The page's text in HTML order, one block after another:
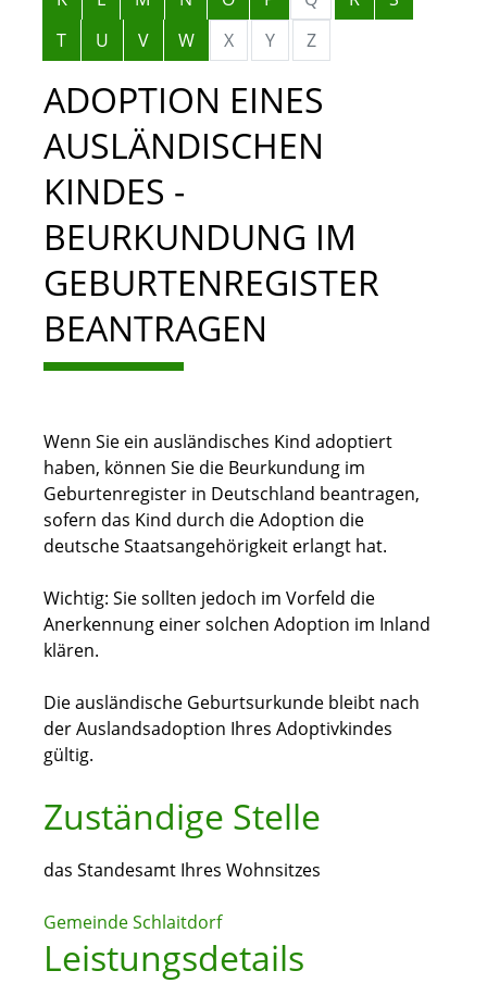
T
U V W X Y Z
ADOPTION EINES
AUSLÄNDISCHEN
KINDES -
BEURKUNDUNG IM
GEBURTENREGISTER
BEANTRAGEN
Wenn Sie ein ausländisches Kind adoptiert
haben, können Sie die Beurkundung im
Geburtenregister in Deutschland beantragen,
sofern das Kind durch die Adoption die
deutsche Staatsangehörigkeit erlangt hat.
Wichtig: Sie sollten jedoch im Vorfeld die
Anerkennung einer solchen Adoption im Inland
klären.
Die ausländische Geburtsurkunde bleibt nach
der Auslandsadoption Ihres Adoptivkindes
gültig.
Zuständige Stelle
das Standesamt Ihres Wohnsitzes
Gemeinde Schlaitdorf
Leistungsdetails